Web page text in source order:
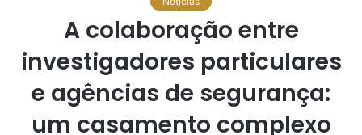
A colaboração entre
investigadores particulares
e agências de segurança:
um casamento complexo